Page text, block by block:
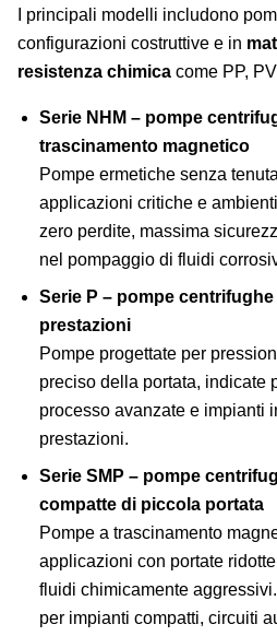
I principali modelli includono
configurazioni costruttive e in
resistenza chimica come PP,
Serie NHM – pompe
trascinamento magnetico
Pompe ermetiche senza
applicazioni critiche e
zero perdite, massima
nel pompaggio di fluidi
Serie P – pompe
prestazioni
Pompe progettate per
preciso della portata, indicate
processo avanzate e impianti
prestazioni.
Serie SMP – pompe
compatte di piccola portata
Pompe a trascinamento
applicazioni con portate
fluidi chimicamente
per impianti compatti, circuiti